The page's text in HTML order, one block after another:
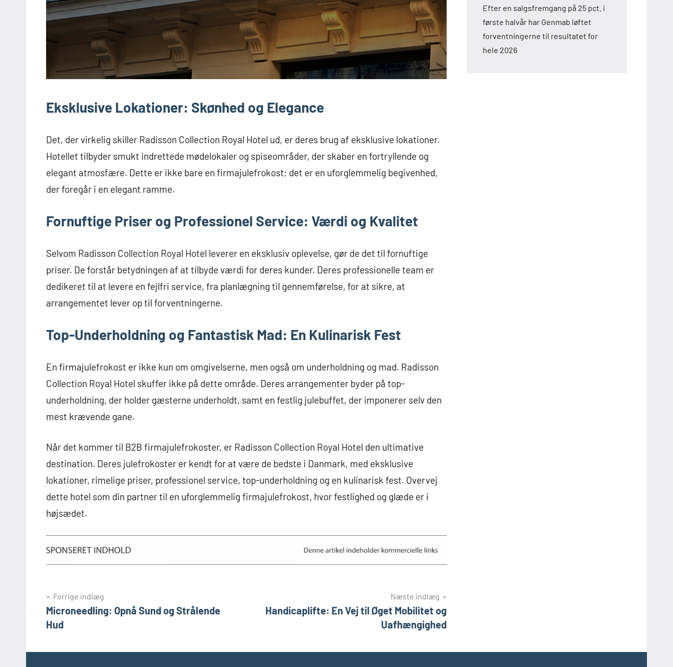
Eksklusive Lokationer: Skønhed og Elegance
Det, der virkelig skiller Radisson Collection Royal Hotel ud, er deres brug af eksklusive lokationer.
Hotellet tilbyder smukt indrettede mødelokaler og spiseområder, der skaber en fortryllende og
elegant atmosfære. Dette er ikke bare en firmajulefrokost; det er en uforglemmelig begivenhed,
der foregår i en elegant ramme.
Fornuftige Priser og Professionel Service: Værdi og Kvalitet
Selvom Radisson Collection Royal Hotel leverer en eksklusiv oplevelse, gør de det til fornuftige
priser. De forstår betydningen af at tilbyde værdi for deres kunder. Deres professionelle team er
dedikeret til at levere en fejlfri service, fra planlægning til gennemførelse, for at sikre, at
arrangementet lever op til forventningerne.
Top-Underholdning og Fantastisk Mad: En Kulinarisk Fest
En firmajulefrokost er ikke kun om omgivelserne, men også om underholdning og mad. Radisson
Collection Royal Hotel skuffer ikke på dette område. Deres arrangementer byder på top-
underholdning, der holder gæsterne underholdt, samt en festlig julebuffet, der imponerer selv den
mest krævende gane.
Når det kommer til B2B firmajulefrokoster, er Radisson Collection Royal Hotel den ultimative
destination. Deres julefrokoster er kendt for at være de bedste i Danmark, med eksklusive
lokationer, rimelige priser, professionel service, top-underholdning og en kulinarisk fest. Overvej
dette hotel som din partner til en uforglemmelig firmajulefrokost, hvor festlighed og glæde er i
højsædet.
Indlægsnavigation
Forrige indlæg
Microneedling: Opnå Sund og Strålende
Hud
Næste indlæg
Handicaplifte: En Vej til Øget Mobilitet og
Uafhængighed
Efter en salgsfremgang på 25 pct. i
første halvår har Genmab løftet
forventningerne til resultatet for
hele 2026